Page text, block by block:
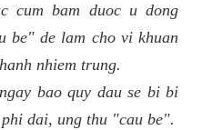
cum bam duoc u dong
be" de lam cho vi khuan
nhiem trung.
bao quy dau se bi bi
dai, ung thu "cau be".